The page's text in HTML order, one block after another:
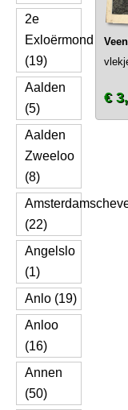
2e
Exloërmond
(19)
Aalden
(5)
Aalden
Zweeloo
(8)
(22)
Angelslo
(1)
Anlo (19)
Anloo
(16)
Annen
(50)
€